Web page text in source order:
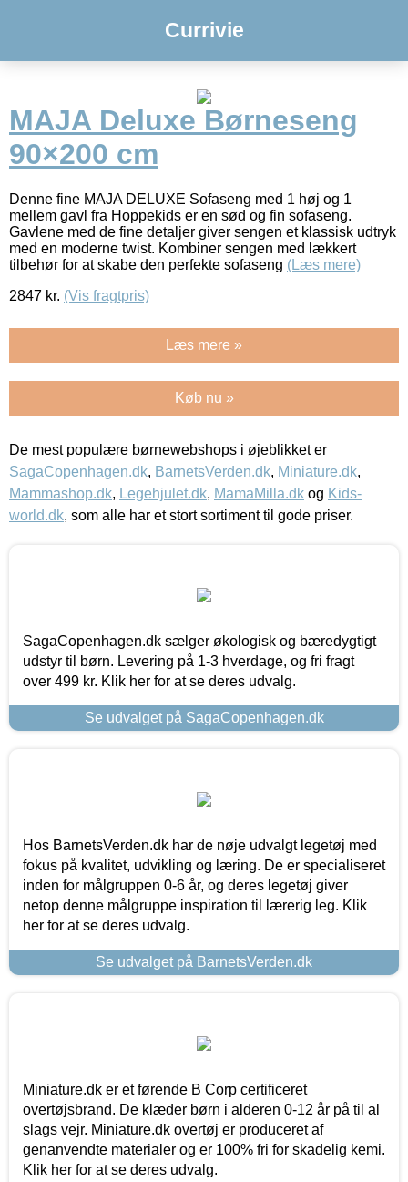
Currivie
MAJA Deluxe Børneseng
90×200 cm
Denne fine MAJA DELUXE Sofaseng med 1 høj og 1
mellem gavl fra Hoppekids er en sød og fin sofaseng.
Gavlene med de fine detaljer giver sengen et klassisk udtryk
med en moderne twist. Kombiner sengen med lækkert
tilbehør for at skabe den perfekte sofaseng (Læs mere)
2847 kr. (Vis fragtpris)
Læs mere »
Køb nu »
De mest populære børnewebshops i øjeblikket er
SagaCopenhagen.dk, BarnetsVerden.dk, Miniature.dk,
Mammashop.dk, Legehjulet.dk, MamaMilla.dk og Kids-
world.dk, som alle har et stort sortiment til gode priser.
SagaCopenhagen.dk sælger økologisk og bæredygtigt
udstyr til børn. Levering på 1-3 hverdage, og fri fragt
over 499 kr. Klik her for at se deres udvalg.
Se udvalget på SagaCopenhagen.dk
Hos BarnetsVerden.dk har de nøje udvalgt legetøj med
fokus på kvalitet, udvikling og læring. De er specialiseret
inden for målgruppen 0-6 år, og deres legetøj giver
netop denne målgruppe inspiration til lærerig leg. Klik
her for at se deres udvalg.
Se udvalget på BarnetsVerden.dk
Miniature.dk er et førende B Corp certificeret
overtøjsbrand. De klæder børn i alderen 0-12 år på til al
slags vejr. Miniature.dk overtøj er produceret af
genanvendte materialer og er 100% fri for skadelig kemi.
Klik her for at se deres udvalg.